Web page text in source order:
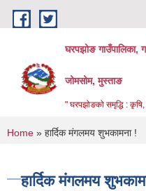
Skip to main content
घरपझोङ गाउँपालिका,
जोमसोम, मुस्ताङ
" घरपझोङको समृद्धि :
You are here
Home » हार्दिक मंगलमय शुभकामना !
हार्दिक मंगलमय